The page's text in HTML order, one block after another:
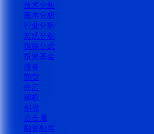
技术分析
基本分析
行业分析
宏观分析
指标公式
投资基金
债券
期货
外汇
期权
创投
贵金属
融资融券